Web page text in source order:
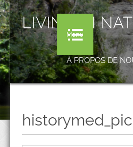
LIVING IN
Menu
À PROPOS DE
historymed_pic